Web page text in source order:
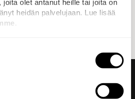
joita olet antanut heille tai joita on
heidän palvelujaan. Lue lisää
Simelius.